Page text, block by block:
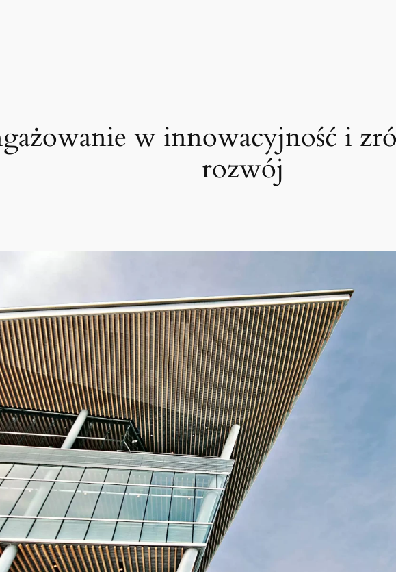
w innowacyjność i
rozwój